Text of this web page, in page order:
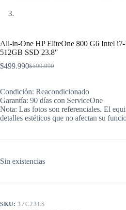
All-in-One HP EliteOne 800 G6 Intel
512GB SSD 23.8″
$599.990
El
original
era:
$599.990.
$499.990El
actual
es:
$499.990.
Condición: Reacondicionado
Garantía: 90 días con ServiceOne
Nota: Las fotos son referenciales. El
detalles estéticos que no afectan su
Sin existencias
SKU:37C23LS